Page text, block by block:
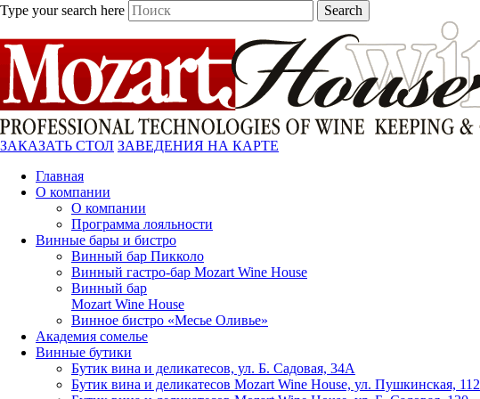
Type your search here Search
ЗАКАЗАТЬ СТОЛ ЗАВЕДЕНИЯ НА КАРТЕ
Главная
О компании
О компании
Программа лояльности
Винные бары и бистро
Винный бар Пикколо
Винный гастро-бар Mozart Wine House
Винный бар
Mozart Wine House
Винное бистро «Месье Оливье»
Академия сомелье
Винные бутики
Бутик вина и деликатесов, ул. Б. Садовая, 34А
Бутик вина и деликатесов Mozart Wine House, ул. Пушкинская, 112